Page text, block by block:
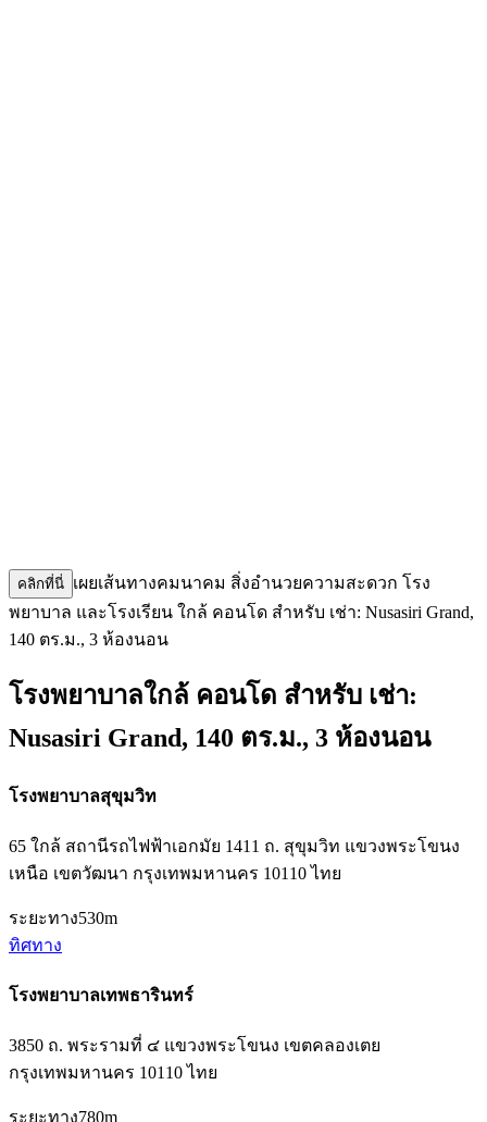
คลิกที่นี่ เผยเส้นทางคมนาคม สิ่งอำนวยความสะดวก โรง
พยาบาล และโรงเรียน ใกล้ คอนโด สำหรับ เช่า: Nusasiri Grand,
140 ตร.ม., 3 ห้องนอน
โรงพยาบาลใกล้ คอนโด สำหรับ เช่า:
Nusasiri Grand, 140 ตร.ม., 3 ห้องนอน
โรงพยาบาลสุขุมวิท
65 ใกล้ สถานีรถไฟฟ้าเอกมัย 1411 ถ. สุขุมวิท แขวงพระโขนง
เหนือ เขตวัฒนา กรุงเทพมหานคร 10110 ไทย
ระยะทาง530m
ทิศทาง
โรงพยาบาลเทพธารินทร์
3850 ถ. พระรามที่ ๔ แขวงพระโขนง เขตคลองเตย
กรุงเทพมหานคร 10110 ไทย
ระยะทาง780m